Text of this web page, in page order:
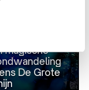
magische
De Grote